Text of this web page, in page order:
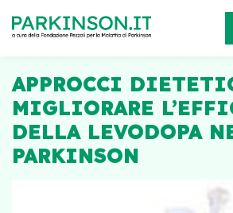
APPROCCI
MIGLIORARE
DELLA LEVODOPA
PARKINSON